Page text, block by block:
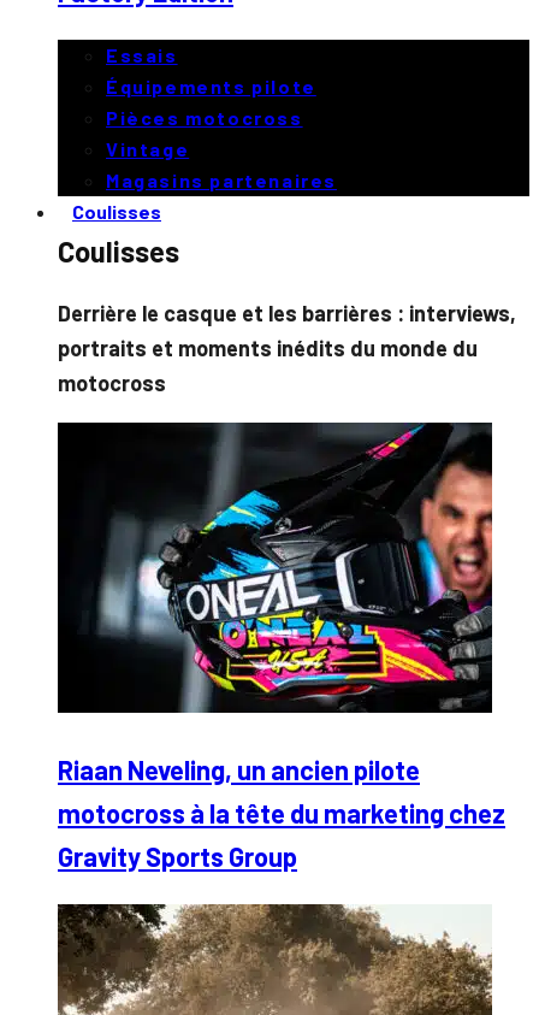
Essais
Équipements pilote
Pièces motocross
Vintage
Magasins partenaires
Coulisses
Coulisses
Derrière le casque et les barrières : interviews,
portraits et moments inédits du monde du
motocross
Riaan Neveling, un ancien pilote
motocross à la tête du marketing chez
Gravity Sports Group